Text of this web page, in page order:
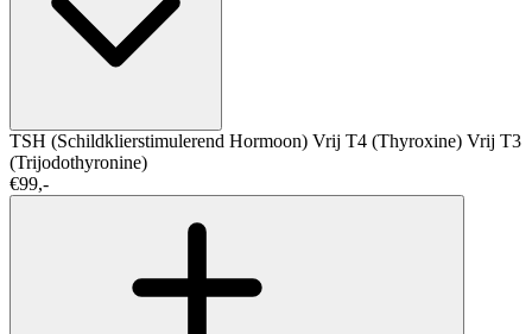
TSH (Schildklierstimulerend Hormoon) Vrij T4 (Thyroxine) Vrij T3
(Trijodothyronine)
€99,-